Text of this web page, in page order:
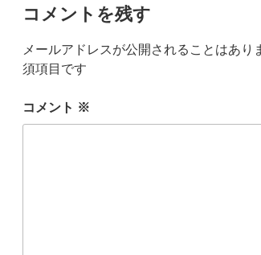
コメントを残す
メールアドレスが公開されることはあり
須項目です
コメント ※